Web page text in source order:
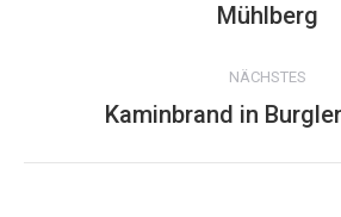
Beitrag:
Mühlberg
NÄCHSTES
Nächster
Kaminbrand in